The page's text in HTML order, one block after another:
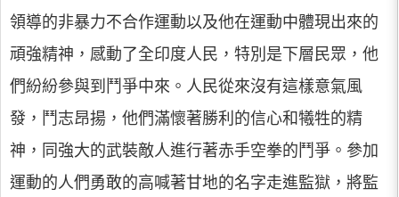
領導的非暴力不合作運動以及他在運動中體現出來的
頑強精神，感動了全印度人民，特別是下層民眾，他
們紛紛參與到鬥爭中來。人民從來沒有這樣意氣風
發，鬥志昂揚，他們滿懷著勝利的信心和犧牲的精
神，同強大的武裝敵人進行著赤手空拳的鬥爭。參加
運動的人們勇敢的高喊著甘地的名字走進監獄，將監